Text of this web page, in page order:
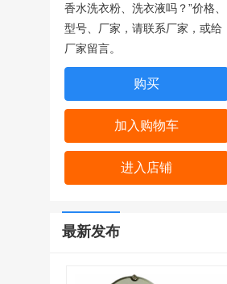
香水洗衣粉、洗衣液吗？”价格、
型号、厂家，请联系厂家，或给
厂家留言。
购买
加入购物车
进入店铺
最新发布